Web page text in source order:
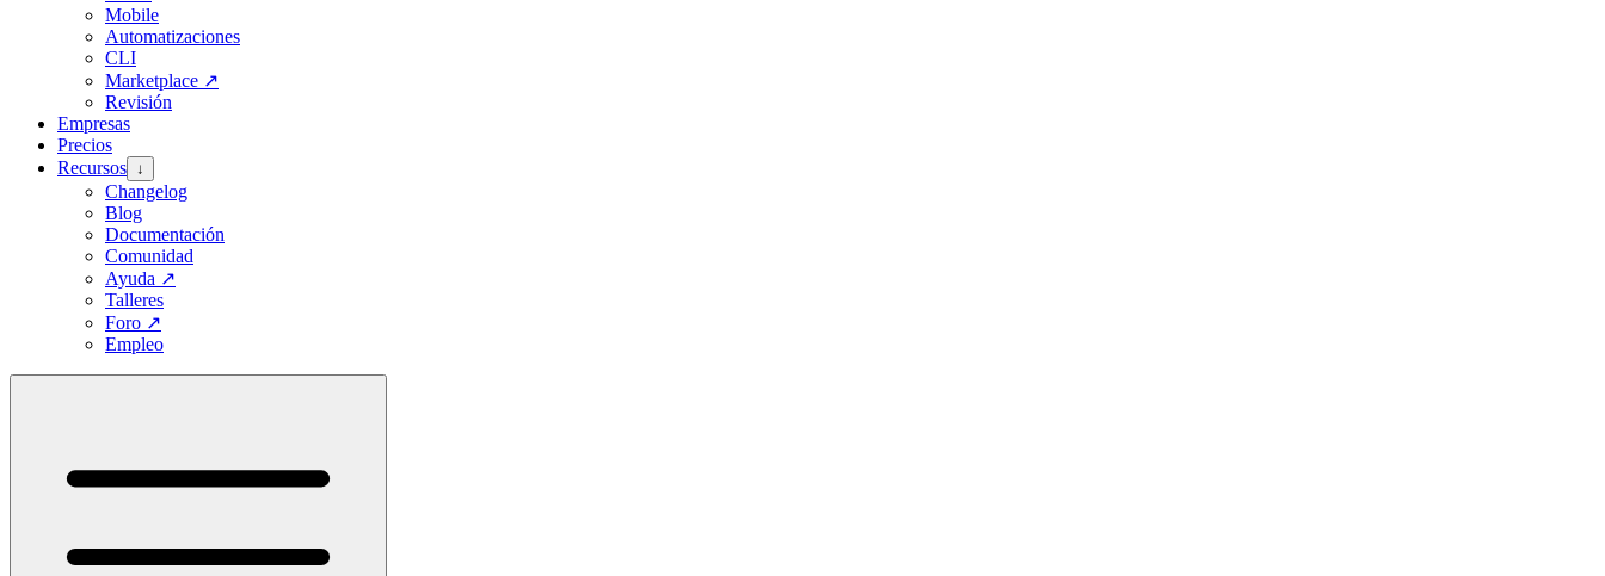
Mobile
Automatizaciones
CLI
Marketplace ↗
Revisión
Empresas
Precios
Recursos ↓
Changelog
Blog
Documentación
Comunidad
Ayuda ↗
Talleres
Foro ↗
Empleo